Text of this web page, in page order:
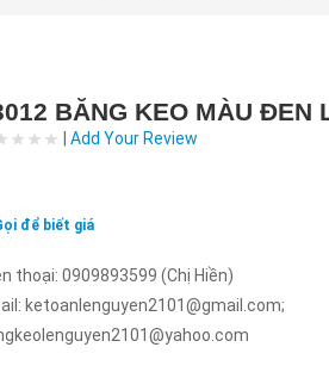
BĂNG KEO MÀU ĐEN
Add Your Review
để biết giá
thoại: 0909893599 (Chị Hiền)
ketoanlenguyen2101@gmail.com;